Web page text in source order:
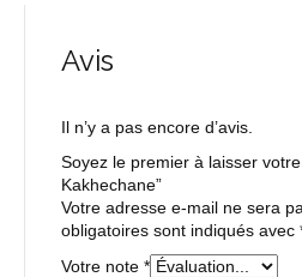
Avis
Il n’y a pas encore d’avis.
Soyez le premier à laisser
Kakhechane”
Votre adresse e-mail ne sera
obligatoires sont indiqués avec
Votre note *